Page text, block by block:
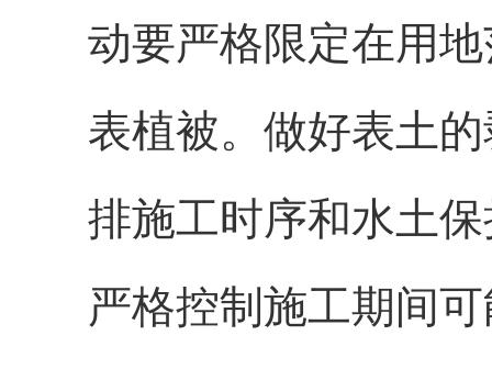
动要严格限定在用
表植被。做好表土
排施工时序和水土
严格控制施工期间